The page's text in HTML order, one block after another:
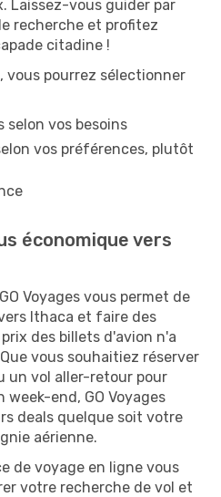
Laissez-vous guider par
recherche et profitez
citadine !
vous pourrez sélectionner
selon vos besoins
vos préférences, plutôt
économique vers
Voyages vous permet de
Ithaca et faire des
des billets d'avion n'a
vous souhaitiez réserver
un vol aller-retour pour
end, GO Voyages
deals quelque soit votre
aérienne.
de voyage en ligne vous
votre recherche de vol et